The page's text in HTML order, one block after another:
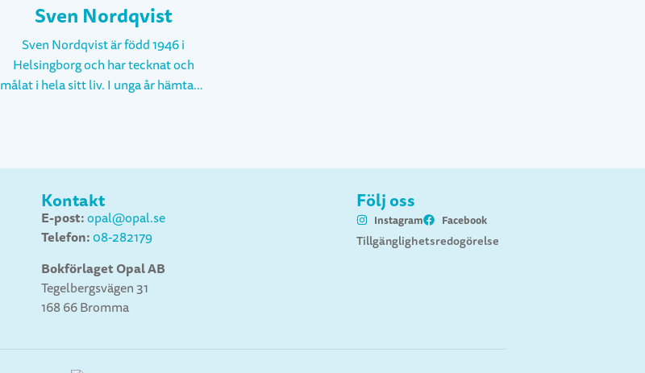
Sven Nordqvist
Sven Nordqvist är född 1946 i
Helsingborg och har tecknat och
målat i hela sitt liv. I unga år hämtade
yrkesverksam som sådan i ett år.
lärare vid arkitekthögskolan i Lund.
Efter det frilansade han som
reklamtecknare och har även
illustrerat läroböcker, skönlitteratur,
affischer och julkort. Under 1975-85
arbetade han också mycket med
han 1983 vann Bokförlaget Opals
Kontakt
E-post:opal@opal.se
Telefon:08-282179
Bokförlaget Opal AB
Tegelbergsvägen 31
168 66 Bromma
Följ oss
Instagram Facebook
Tillgänglighetsredogörelse